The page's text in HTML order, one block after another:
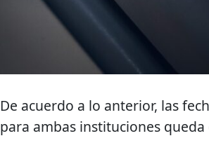
De acuerdo a lo anterior, las
para ambas instituciones